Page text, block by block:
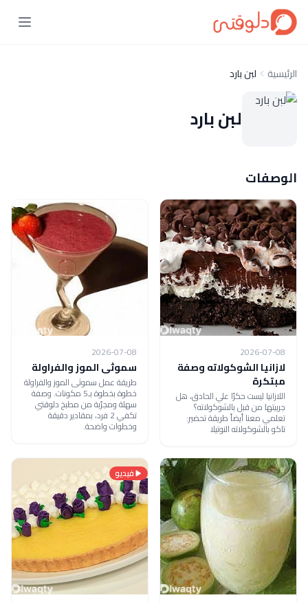
الرئيسية لبن بارد
لبن بارد
الوصفات
2026-07-08
لازانيا الشوكولاته وصفة
مبتكرة
اللازانيا ليست حكرًا علي الحادق، هل
جربيتها من قبل بالشوكولاته؟
تعلمي معنا أيضاً طريقة تحضير:
تاكو بالشوكولاته النوتيلا
2026-07-08
سموثى الموز والفراولة
طريقة عمل سموثى الموز والفراولة
خطوة بخطوة بـ5 مكونات. وصفة
سهلة ومجرّبة من مطبخ دلوقتي
تكفي 2 فرد، بمقادير دقيقة
وخطوات واضحة.
فيديو